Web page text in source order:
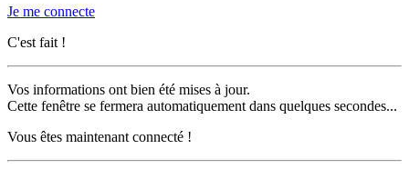
Je me connecte
C'est fait !
Vos informations ont bien été mises à jour.
Cette fenêtre se fermera automatiquement dans quelques secondes...
Vous êtes maintenant connecté !